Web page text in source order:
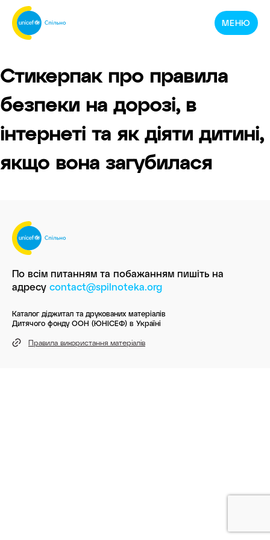
Спільнотека
ЮНІСЕФ
Україна
МЕНЮ
Стикерпак про правила
безпеки на дорозі, в
інтернеті та як діяти дитині,
якщо вона загубилася
По всім питанням та побажанням пишіть на
адресу contact@spilnoteka.org
Каталог діджитал та друкованих матеріалів
Дитячого фонду ООН (ЮНІСЕФ) в Україні
Правила використання матеріалів